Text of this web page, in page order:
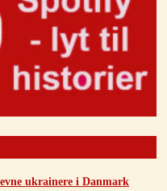
ukrainere i Danmark